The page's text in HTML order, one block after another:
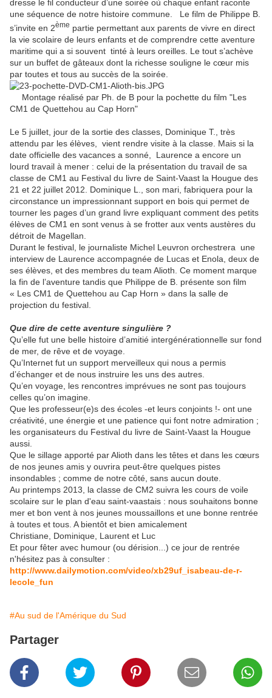
dresse le fil conducteur d’une soirée où chaque enfant raconte
une séquence de notre histoire commune. Le film de Philippe B.
s’invite en 2ème partie permettant aux parents de vivre en direct
la vie scolaire de leurs enfants et de comprendre cette aventure
maritime qui a si souvent tinté à leurs oreilles. Le tout s’achève
sur un buffet de gâteaux dont la richesse souligne le cœur mis
par toutes et tous au succès de la soirée.
Montage réalisé par Ph. de B pour la pochette du film "Les
CM1 de Quettehou au Cap Horn"
Le 5 juillet, jour de la sortie des classes, Dominique T., très
attendu par les élèves, vient rendre visite à la classe. Mais si la
date officielle des vacances a sonné, Laurence a encore un
lourd travail à mener : celui de la présentation du travail de sa
classe de CM1 au Festival du livre de Saint-Vaast la Hougue des
21 et 22 juillet 2012. Dominique L., son mari, fabriquera pour la
circonstance un impressionnant support en bois qui permet de
tourner les pages d’un grand livre expliquant comment des petits
élèves de CM1 en sont venus à se frotter aux vents austères du
détroit de Magellan.
Durant le festival, le journaliste Michel Leuvron orchestrera une
interview de Laurence accompagnée de Lucas et Enola, deux de
ses élèves, et des membres du team Alioth. Ce moment marque
la fin de l’aventure tandis que Philippe de B. présente son film
« Les CM1 de Quettehou au Cap Horn » dans la salle de
projection du festival.
Que dire de cette aventure singulière ?
Qu’elle fut une belle histoire d’amitié intergénérationnelle sur fond
de mer, de rêve et de voyage.
Qu’Internet fut un support merveilleux qui nous a permis
d’échanger et de nous instruire les uns des autres.
Qu’en voyage, les rencontres imprévues ne sont pas toujours
celles qu’on imagine.
Que les professeur(e)s des écoles -et leurs conjoints !- ont une
créativité, une énergie et une patience qui font notre admiration ;
les organisateurs du Festival du livre de Saint-Vaast la Hougue
aussi.
Que le sillage apporté par Alioth dans les têtes et dans les cœurs
de nos jeunes amis y ouvrira peut-être quelques pistes
insondables ; comme de notre côté, sans aucun doute.
Au printemps 2013, la classe de CM2 suivra les cours de voile
scolaire sur le plan d'eau saint-vaastais : nous souhaitons bonne
mer et bon vent à nos jeunes moussaillons et une bonne rentrée
à toutes et tous. A bientôt et bien amicalement
Christiane, Dominique, Laurent et Luc
Et pour fêter avec humour (ou dérision...) ce jour de rentrée
n'hésitez pas à consulter :
http://www.dailymotion.com/video/xb29uf_isabeau-de-r-
lecole_fun
#Au sud de l'Amérique du Sud
Partager